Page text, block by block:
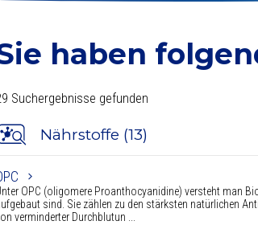
haben
Suchergebnisse gefunden
Nährstoffe (13)
OPC (oligomere Proanthocyanidine) versteht man
sind. Sie zählen zu den stärksten natürlichen
verminderter Durchblutun ...